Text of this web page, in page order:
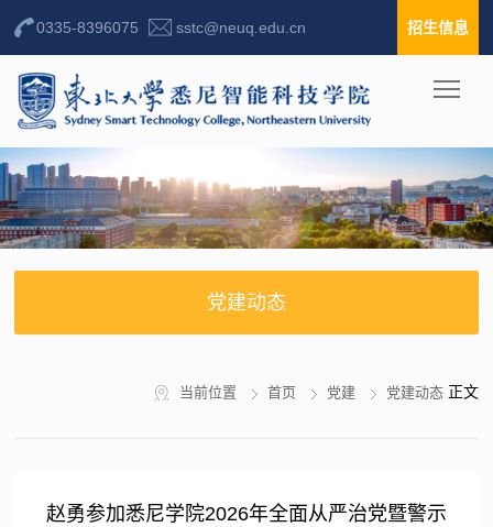
0335-8396075 sstc@neuq.edu.cn 招生信息
党建动态
当前位置 首页 党建 党建动态正文
赵勇参加悉尼学院2026年全面从严治党暨警示